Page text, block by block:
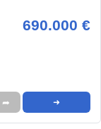
690.000 €
➦ ➜